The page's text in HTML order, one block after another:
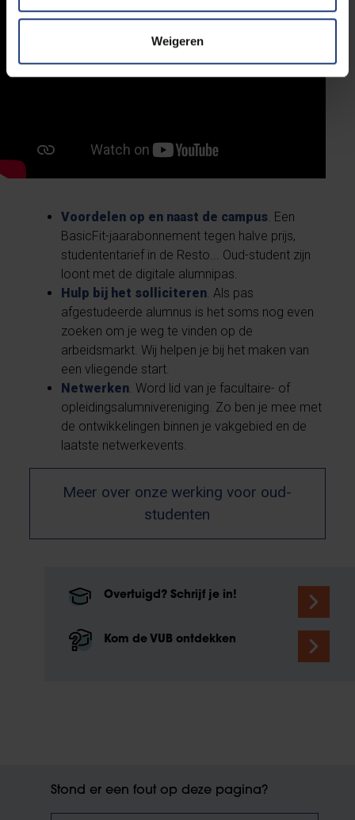
Weigeren
Voordelen op en naast de campus. Een
BasicFit-jaarabonnement tegen halve prijs,
studententarief in de Resto... Oud-student zijn
loont met de digitale alumnipas.
Hulp bij het solliciteren. Als pas
afgestudeerde alumnus is het soms nog even
zoeken om je weg te vinden op de
arbeidsmarkt. Wij helpen je bij het maken van
een vliegende start.
Netwerken. Word lid van je facultaire- of
opleidingsalumnivereniging. Zo ben je mee met
de ontwikkelingen binnen je vakgebied en de
laatste netwerkevents.
Meer over onze werking voor oud-
studenten
Overtuigd? Schrijf je in!
Kom de VUB ontdekken
Stond er een fout op deze pagina?